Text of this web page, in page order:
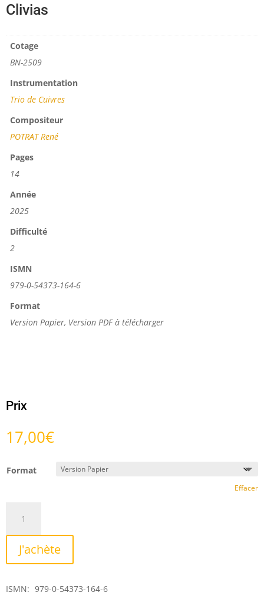
Clivias
Cotage
BN-2509
Instrumentation
Trio de Cuivres
Compositeur
POTRAT René
Pages
14
Année
2025
Difficulté
2
ISMN
979-0-54373-164-6
Format
Version Papier, Version PDF à télécharger
Prix
17,00€
Format
Effacer
Clivias
J'achète
ISMN: 979-0-54373-164-6